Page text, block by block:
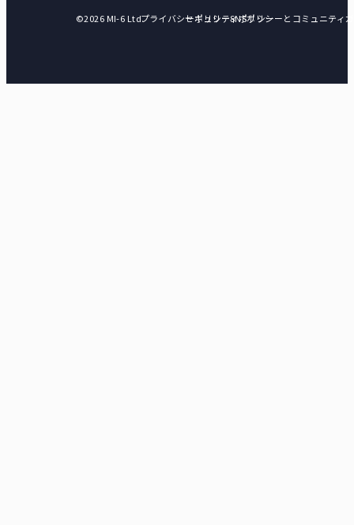
プライバシーポリシーセキュリティポリシーSNSポリシーとコミュニティ
©2026 MI-6 Ltd.